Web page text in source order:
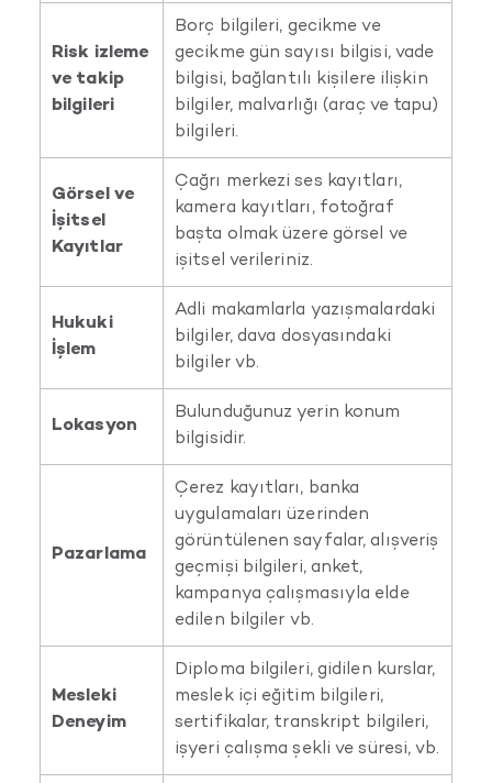
Risk izleme
ve takip
bilgileri
Borç bilgileri, gecikme ve
gecikme gün sayısı bilgisi, vade
bilgisi, bağlantılı kişilere ilişkin
bilgiler, malvarlığı (araç ve tapu)
bilgileri.
Görsel ve
İşitsel
Kayıtlar
Çağrı merkezi ses kayıtları,
kamera kayıtları, fotoğraf
başta olmak üzere görsel ve
işitsel verileriniz.
Hukuki
İşlem
Adli makamlarla yazışmalardaki
bilgiler, dava dosyasındaki
bilgiler vb.
Lokasyon
Bulunduğunuz yerin konum
bilgisidir.
Pazarlama
Çerez kayıtları, banka
uygulamaları üzerinden
görüntülenen sayfalar, alışveriş
geçmişi bilgileri, anket,
kampanya çalışmasıyla elde
edilen bilgiler vb.
Mesleki
Deneyim
Diploma bilgileri, gidilen kurslar,
meslek içi eğitim bilgileri,
sertifikalar, transkript bilgileri,
işyeri çalışma şekli ve süresi, vb.